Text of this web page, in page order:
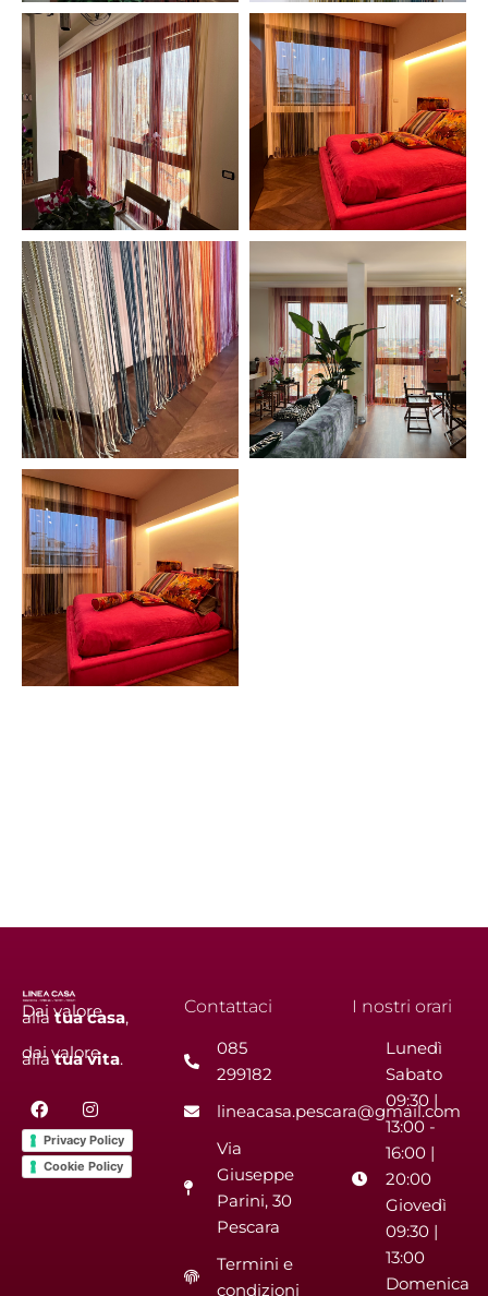
Dai valore
allatua casa,
dai valore
allatua vita.
F
a
c
e
b
I
n
s
t
a
Privacy Policy
Cookie Policy
Contattaci
085
299182
lineacasa.pescara@gmail.com
Via
Giuseppe
Parini, 30
Pescara
Termini e
condizioni
I nostri orari
Lunedì
Sabato
09:30 |
13:00 -
16:00 |
20:00
Giovedì
09:30 |
13:00
Domenica